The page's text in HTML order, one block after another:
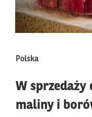
Polska
W sprzedaży
maliny i